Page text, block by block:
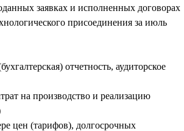
заявках и исполненных договорах
присоединения за июль
отчетность, аудиторское
на производство и реализацию
цен (тарифов), долгосрочных